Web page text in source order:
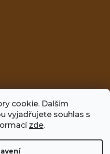
cookie. Dalším
vyjadřujete souhlas s
zde.